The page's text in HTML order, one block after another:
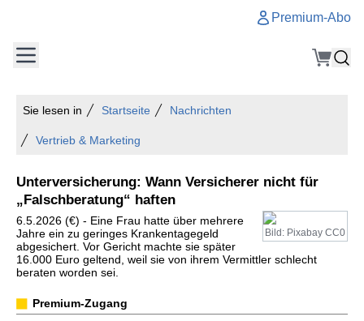
Premium-Abo
Sie lesen in Startseite Nachrichten
Vertrieb & Marketing
Unterversicherung: Wann Versicherer nicht für
„Falschberatung“ haften
Bild: Pixabay CC0
6.5.2026 (€) - Eine Frau hatte über mehrere
Jahre ein zu geringes Krankentagegeld
abgesichert. Vor Gericht machte sie später
16.000 Euro geltend, weil sie von ihrem Vermittler schlecht
beraten worden sei.
Premium-Zugang